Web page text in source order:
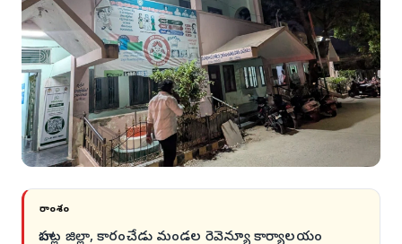
సారాంశం
బాపట్ల జిల్లా, కారంచేడు మండల రెవెన్యూ కార్యాలయం